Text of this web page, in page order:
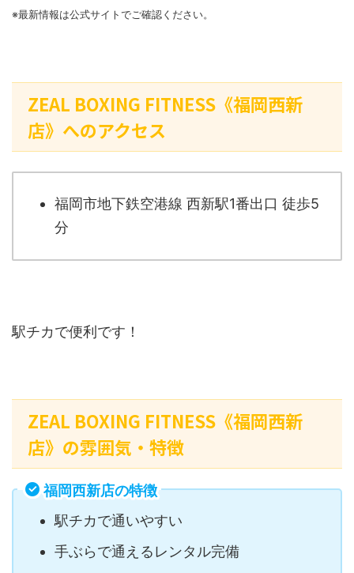
※最新情報は公式サイトでご確認ください。
ZEAL BOXING FITNESS《福岡西新
店》へのアクセス
福岡市地下鉄空港線 西新駅1番出口 徒歩5
分
駅チカで便利です！
ZEAL BOXING FITNESS《福岡西新
店》の雰囲気・特徴
福岡西新店の特徴
駅チカで通いやすい
手ぶらで通えるレンタル完備